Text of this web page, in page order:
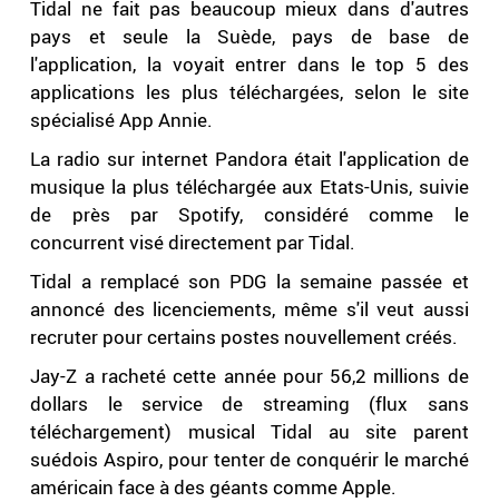
Tidal ne fait pas beaucoup mieux dans d'autres
pays et seule la Suède, pays de base de
l'application, la voyait entrer dans le top 5 des
applications les plus téléchargées, selon le site
spécialisé App Annie.
La radio sur internet Pandora était l'application de
musique la plus téléchargée aux Etats-Unis, suivie
de près par Spotify, considéré comme le
concurrent visé directement par Tidal.
Tidal a remplacé son PDG la semaine passée et
annoncé des licenciements, même s'il veut aussi
recruter pour certains postes nouvellement créés.
Jay-Z a racheté cette année pour 56,2 millions de
dollars le service de streaming (flux sans
téléchargement) musical Tidal au site parent
suédois Aspiro, pour tenter de conquérir le marché
américain face à des géants comme Apple.